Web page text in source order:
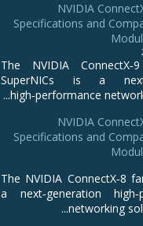
NVIDIA
Specifications and
The NVIDIA
SuperNICs is a
high‑performance
NVIDIA
Specifications and
The NVIDIA ConnectX‑8
a next‑generation
networking